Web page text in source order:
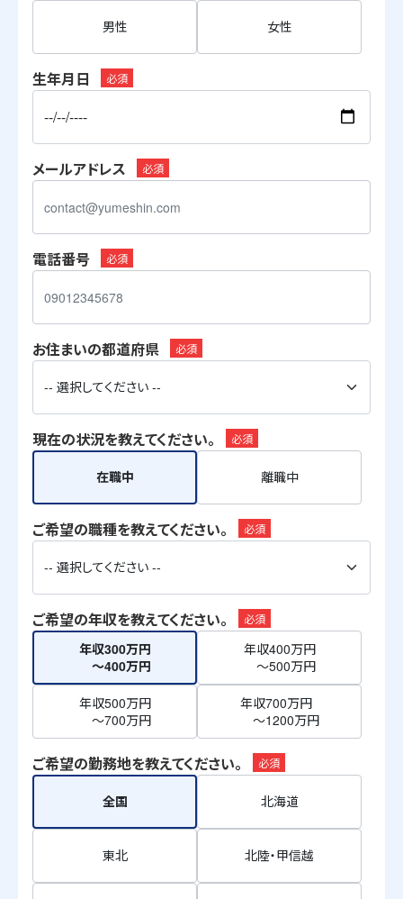
男性 女性
生年月日 必須
メールアドレス 必須
電話番号 必須
お住まいの都道府県 必須
現在の状況を教えてください。 必須
在職中 離職中
ご希望の職種を教えてください。 必須
ご希望の年収を教えてください。 必須
年収300万円
～400万円
年収400万円
～500万円
年収500万円
～700万円
年収700万円
～1200万円
ご希望の勤務地を教えてください。 必須
全国 北海道
東北 北陸・甲信越